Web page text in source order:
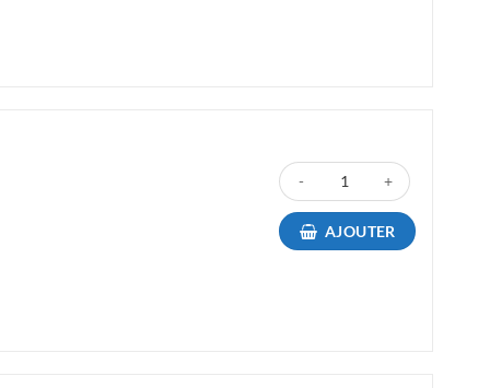
quantité de Toner HP CE285A
AJOUTER